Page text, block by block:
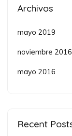
Archivos
mayo 2019
noviembre 2016
mayo 2016
Recent